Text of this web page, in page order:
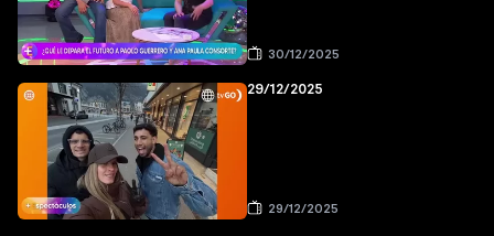
30/12/2025
29/12/2025
29/12/2025